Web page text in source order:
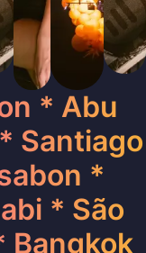
* Abu
Santiago
*
*︎ São
Bangkok